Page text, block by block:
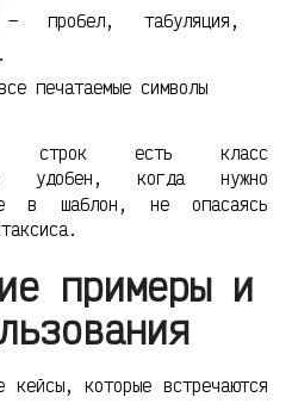
пробел, табуляция,
печатаемые символы
строк есть класс
когда нужно
в шаблон, не опасаясь
примеры и
кейсы, которые встречаются